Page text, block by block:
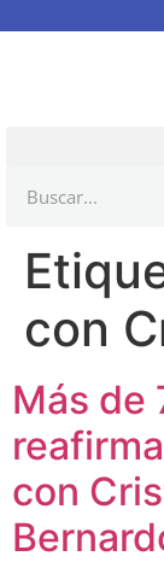
con
Más de
con